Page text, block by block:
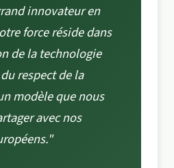
innovateur en
force réside dans
de la technologie
respect de la
modèle que nous
avec nos